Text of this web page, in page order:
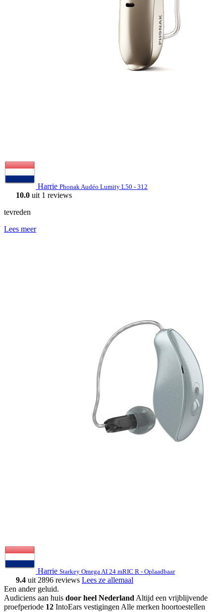
Harrie Phonak Audéo Lumity L50 - 312
10.0 uit 1 reviews
tevreden
Lees meer
Harrie Starkey Omega AI 24 mRIC R - Oplaadbaar
9.4 uit 2896 reviews Lees ze allemaal
Een ander geluid.
Audiciens aan huis door heel Nederland Altijd een vrijblijvende
proefperiode 12 IntoEars vestigingen Alle merken hoortoestellen